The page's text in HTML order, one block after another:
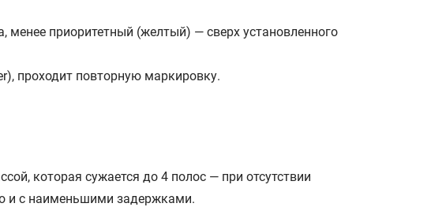
менее приоритетный (желтый) — сверх установленного
проходит повторную маркировку.
которая сужается до 4 полос — при отсутствии
и с наименьшими задержками.